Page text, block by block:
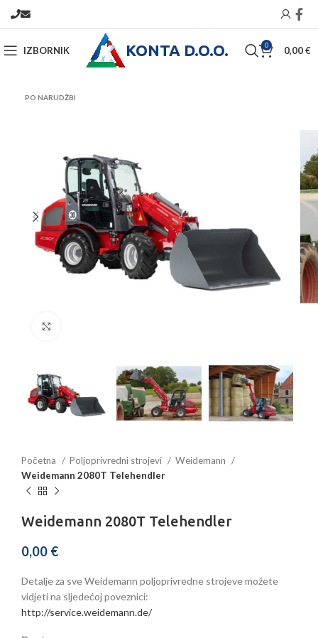
IZBORNIK KONTA D.O.O. 0 0,00€
PO NARUDŽBI
Početna Poljoprivredni strojevi
Weidemann
Weidemann 2080T Telehendler
Weidemann 2080T Telehendler
0,00 €
Detalje za sve Weidemann poljoprivredne strojeve možete
vidjeti na sljedećoj poveznici:
http://service.weidemann.de/